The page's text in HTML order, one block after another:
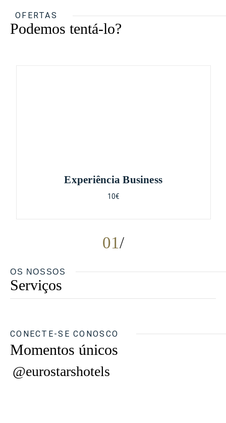
OFERTAS
Podemos tentá-lo?
01
Experiência Business
10€
OS NOSSOS
Serviços
CONECTE-SE CONOSCO
Momentos únicos
@eurostarshotels